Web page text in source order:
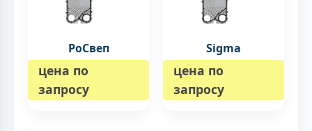
РоСвеп
цена по
запросу
Sigma
цена по
запросу